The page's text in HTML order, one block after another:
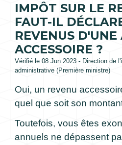
IMPÔT SUR LE
FAUT-IL
REVENUS
ACCESSOIRE ?
Vérifié le 08 Jun 2023 - Direction de
administrative (Première ministre)
Oui, un revenu
quel que soit son
Toutefois, vous êtes
annuels ne dépassent